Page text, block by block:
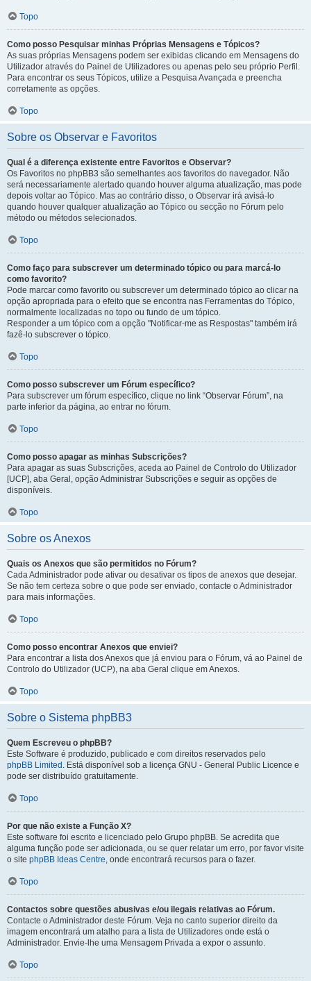
Topo
Como posso Pesquisar minhas Próprias Mensagens e Tópicos?
As suas próprias Mensagens podem ser exibidas clicando em Mensagens do
Utilizador através do Painel de Utilizadores ou apenas pelo seu próprio Perfil.
Para encontrar os seus Tópicos, utilize a Pesquisa Avançada e preencha
corretamente as opções.
Topo
Sobre os Observar e Favoritos
Qual é a diferença existente entre Favoritos e Observar?
Os Favoritos no phpBB3 são semelhantes aos favoritos do navegador. Não
será necessariamente alertado quando houver alguma atualização, mas pode
depois voltar ao Tópico. Mas ao contrário disso, o Observar irá avisá-lo
quando houver qualquer atualização ao Tópico ou secção no Fórum pelo
método ou métodos selecionados.
Topo
Como faço para subscrever um determinado tópico ou para marcá-lo
como favorito?
Pode marcar como favorito ou subscrever um determinado tópico ao clicar na
opção apropriada para o efeito que se encontra nas Ferramentas do Tópico,
normalmente localizadas no topo ou fundo de um tópico.
Responder a um tópico com a opção "Notificar-me as Respostas" também irá
fazê-lo subscrever o tópico.
Topo
Como posso subscrever um Fórum específico?
Para subscrever um fórum específico, clique no link “Observar Fórum”, na
parte inferior da página, ao entrar no fórum.
Topo
Como posso apagar as minhas Subscrições?
Para apagar as suas Subscrições, aceda ao Painel de Controlo do Utilizador
[UCP], aba Geral, opção Administrar Subscrições e seguir as opções de
disponíveis.
Topo
Sobre os Anexos
Quais os Anexos que são permitidos no Fórum?
Cada Administrador pode ativar ou desativar os tipos de anexos que desejar.
Se não tem certeza sobre o que pode ser enviado, contacte o Administrador
para mais informações.
Topo
Como posso encontrar Anexos que enviei?
Para encontrar a lista dos Anexos que já enviou para o Fórum, vá ao Painel de
Controlo do Utilizador (UCP), na aba Geral clique em Anexos.
Topo
Sobre o Sistema phpBB3
Quem Escreveu o phpBB?
Este Software é produzido, publicado e com direitos reservados pelo
phpBB Limited . Está disponível sob a licença GNU - General Public Licence e
pode ser distribuído gratuitamente.
Topo
Por que não existe a Função X?
Este software foi escrito e licenciado pelo Grupo phpBB. Se acredita que
alguma função pode ser adicionada, ou se quer relatar um erro, por favor visite
o site phpBB Ideas Centre, onde encontrará recursos para o fazer.
Topo
Contactos sobre questões abusivas e/ou ilegais relativas ao Fórum.
Contacte o Administrador deste Fórum. Veja no canto superior direito da
imagem encontrará um atalho para a lista de Utilizadores onde está o
Administrador. Envie-lhe uma Mensagem Privada a expor o assunto.
Topo